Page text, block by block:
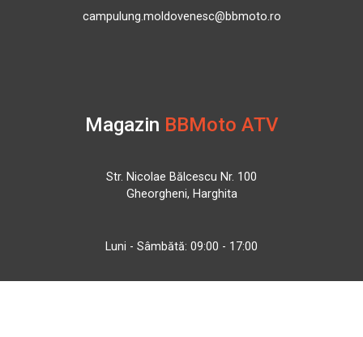
campulung.moldovenesc@bbmoto.ro
Magazin BBMoto ATV
Str. Nicolae Bălcescu Nr. 100
Gheorgheni, Harghita
Luni - Sâmbătă: 09:00 - 17:00